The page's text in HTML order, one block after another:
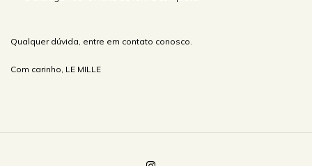
Qualquer dúvida, entre em contato conosco.
Com carinho, LE MILLE